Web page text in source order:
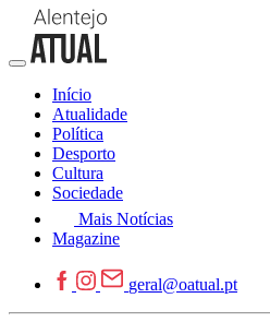
Início
Atualidade
Política
Desporto
Cultura
Sociedade
Mais Notícias
Magazine
geral@oatual.pt